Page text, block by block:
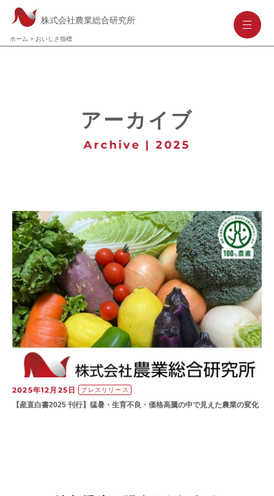
株式会社農業総合研究所
ホーム > おいしさ指標
--
アーカイブ
Archive | 2025
2025年12月25日 プレスリリース
【産直白書2025 刊行】猛暑・生育不良・価格高騰の中で見えた農業の変化